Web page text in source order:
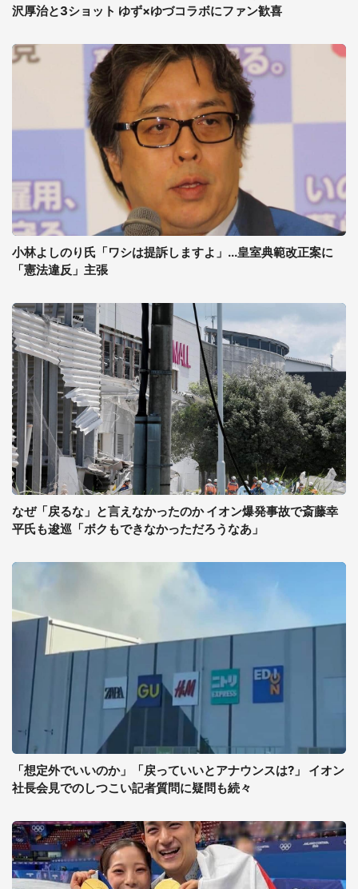
沢厚治と3ショット ゆず×ゆづコラボにファン歓喜
小林よしのり氏「ワシは提訴しますよ」...皇室典範改正案に
「憲法違反」主張
なぜ「戻るな」と言えなかったのか イオン爆発事故で斎藤幸
平氏も逡巡「ボクもできなかっただろうなあ」
「想定外でいいのか」「戻っていいとアナウンスは?」 イオン
社長会見でのしつこい記者質問に疑問も続々